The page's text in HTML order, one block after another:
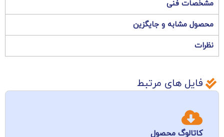
مشخصات فنی
محصول مشابه و جایگزین
نظرات
فایل های مرتبط
کاتالوگ محصول